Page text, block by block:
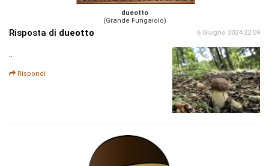
dueotto
(Grande Fungaiolo)
Risposta di dueotto 6 Giugno 2024 22:09
..
Rispondi